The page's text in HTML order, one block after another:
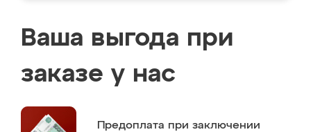
Ваша выгода при
заказе у нас
Предоплата при заключении